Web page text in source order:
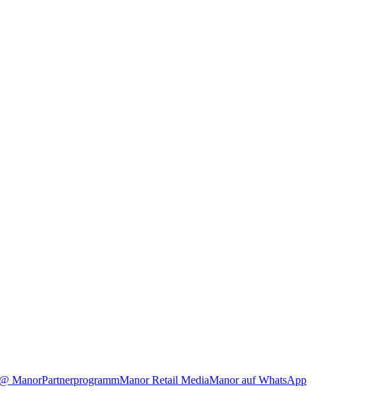
ManorPartnerprogrammManor Retail MediaManor auf WhatsApp